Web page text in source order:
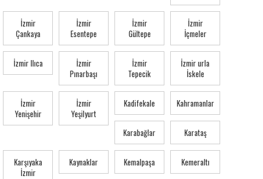
İzmir
Çankaya
İzmir
Esentepe
İzmir
Gültepe
İzmir
İçmeler
İzmir Ilıca
İzmir
Pınarbaşı
İzmir
Tepecik
İzmir urla
İskele
İzmir
Yenişehir
İzmir
Yeşilyurt
Kadifekale Kahramanlar
Karabağlar Karataş
Karşıyaka
İzmir
Kaynaklar Kemalpaşa Kemeraltı